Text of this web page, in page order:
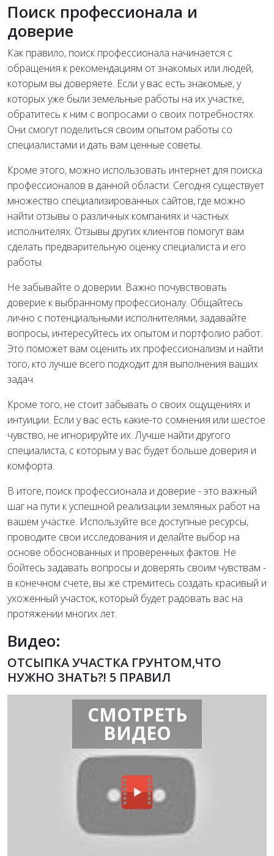
Поиск профессионала и
доверие
Как правило, поиск профессионала начинается с
обращения к рекомендациям от знакомых или людей,
которым вы доверяете. Если у вас есть знакомые, у
которых уже были земельные работы на их участке,
обратитесь к ним с вопросами о своих потребностях.
Они смогут поделиться своим опытом работы со
специалистами и дать вам ценные советы.
Кроме этого, можно использовать интернет для поиска
профессионалов в данной области. Сегодня существует
множество специализированных сайтов, где можно
найти отзывы о различных компаниях и частных
исполнителях. Отзывы других клиентов помогут вам
сделать предварительную оценку специалиста и его
работы.
Не забывайте о доверии. Важно почувствовать
доверие к выбранному профессионалу. Общайтесь
лично с потенциальными исполнителями, задавайте
вопросы, интересуйтесь их опытом и портфолио работ.
Это поможет вам оценить их профессионализм и найти
того, кто лучше всего подходит для выполнения ваших
задач.
Кроме того, не стоит забывать о своих ощущениях и
интуиции. Если у вас есть какие-то сомнения или шестое
чувство, не игнорируйте их. Лучше найти другого
специалиста, с которым у вас будет больше доверия и
комфорта.
В итоге, поиск профессионала и доверие - это важный
шаг на пути к успешной реализации земляных работ на
вашем участке. Используйте все доступные ресурсы,
проводите свои исследования и делайте выбор на
основе обоснованных и проверенных фактов. Не
бойтесь задавать вопросы и доверять своим чувствам -
в конечном счете, вы же стремитесь создать красивый и
ухоженный участок, который будет радовать вас на
протяжении многих лет.
Видео:
ОТСЫПКА УЧАСТКА ГРУНТОМ,ЧТО
НУЖНО ЗНАТЬ?! 5 ПРАВИЛ
СМОТРЕТЬ
ВИДЕО